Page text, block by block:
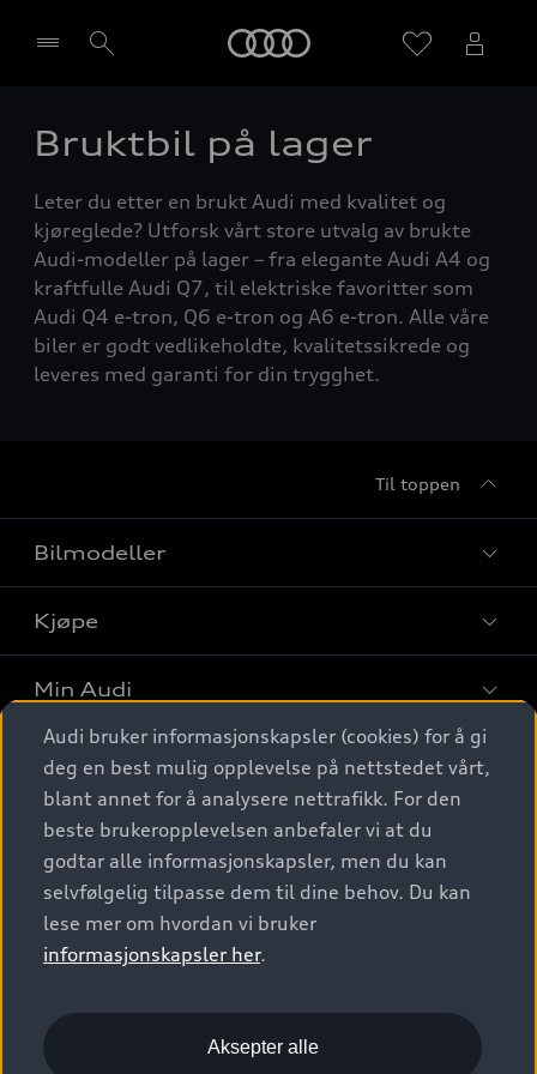
Velg forhandler
Bruktbil på lager
Leter du etter en brukt Audi med kvalitet og
kjøreglede? Utforsk vårt store utvalg av brukte
Audi-modeller på lager – fra elegante Audi A4 og
kraftfulle Audi Q7, til elektriske favoritter som
Audi Q4 e-tron, Q6 e-tron og A6 e-tron. Alle våre
biler er godt vedlikeholdte, kvalitetssikrede og
leveres med garanti for din trygghet.
Til toppen
Bilmodeller
Finn din Audi
Sammenlign bilmodeller
Elbiler
SUV
Stasjonsvogn
Sportback
S/RS
Konseptbiler og prototyper
Kjøpe
Kjøpshjelp
Biler på lager
Finn forhandler
Bestill prøvekjøring
Kontakt forhandler
Bilgarantier
Min Audi
Behold nybilfølelsen
Audi Originalt tilbehør
Verkstedtjenester
Digitale tjenester
Audi digitale tjenester
Audi connect
Functions on demand
Kom i gang med myAudi
Audi Norge
Kundeservice
Audi Driving Experience
© 2026 AUDI NORGE. All Rights Reserved.
Imprint
Audi bruker informasjonskapsler (cookies) for å gi
deg en best mulig opplevelse på nettstedet vårt,
blant annet for å analysere nettrafikk. For den
beste brukeropplevelsen anbefaler vi at du
godtar alle informasjonskapsler, men du kan
selvfølgelig tilpasse dem til dine behov. Du kan
lese mer om hvordan vi bruker
informasjonskapsler her.
Aksepter alle